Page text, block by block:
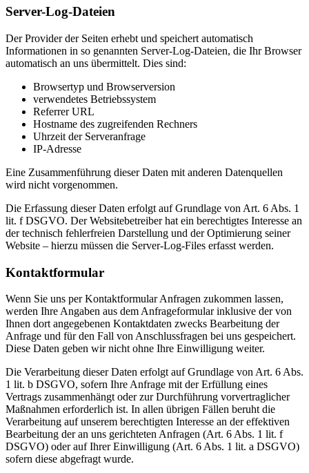
Server-Log-Dateien
Der Provider der Seiten erhebt und speichert automatisch
Informationen in so genannten Server-Log-Dateien, die Ihr Browser
automatisch an uns übermittelt. Dies sind:
Browsertyp und Browserversion
verwendetes Betriebssystem
Referrer URL
Hostname des zugreifenden Rechners
Uhrzeit der Serveranfrage
IP-Adresse
Eine Zusammenführung dieser Daten mit anderen Datenquellen
wird nicht vorgenommen.
Die Erfassung dieser Daten erfolgt auf Grundlage von Art. 6 Abs. 1
lit. f DSGVO. Der Websitebetreiber hat ein berechtigtes Interesse an
der technisch fehlerfreien Darstellung und der Optimierung seiner
Website – hierzu müssen die Server-Log-Files erfasst werden.
Kontaktformular
Wenn Sie uns per Kontaktformular Anfragen zukommen lassen,
werden Ihre Angaben aus dem Anfrageformular inklusive der von
Ihnen dort angegebenen Kontaktdaten zwecks Bearbeitung der
Anfrage und für den Fall von Anschlussfragen bei uns gespeichert.
Diese Daten geben wir nicht ohne Ihre Einwilligung weiter.
Die Verarbeitung dieser Daten erfolgt auf Grundlage von Art. 6 Abs.
1 lit. b DSGVO, sofern Ihre Anfrage mit der Erfüllung eines
Vertrags zusammenhängt oder zur Durchführung vorvertraglicher
Maßnahmen erforderlich ist. In allen übrigen Fällen beruht die
Verarbeitung auf unserem berechtigten Interesse an der effektiven
Bearbeitung der an uns gerichteten Anfragen (Art. 6 Abs. 1 lit. f
DSGVO) oder auf Ihrer Einwilligung (Art. 6 Abs. 1 lit. a DSGVO)
sofern diese abgefragt wurde.